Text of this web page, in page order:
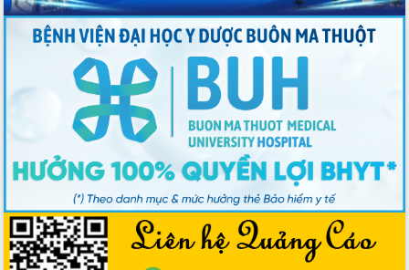
Sôi nổi Hội đua ngựa truyền thống Gò
Thì Thùng mừng Xuân Bính Ngọ 2026
Lãnh đạo tỉnh dâng hương tưởng niệm
tại Đập Đồng Cam đầu Xuân Bính Ngọ
Ngành nông nghiệp phấn đấu tăng
trưởng đạt 5,86% trong năm 2026
UBND tỉnh Đắk Lắk triển khai công tác
quốc phòng, quân sự địa phương năm
2026
Đắk Lắk tập trung toàn lực khắc phục
tồn tại IUU, sẵn sàng làm việc với
Đoàn thanh tra EC
Chủ tịch UBND tỉnh Tạ Anh Tuấn thăm,